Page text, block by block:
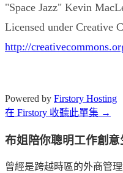
"Space Jazz" Kevin
Licensed under Creative
http://
Powered by Firstory Hosting
在 Firstory 收聽此單集 →
布姐陪你聰明工作創意
曾經是跨越時區的外商管